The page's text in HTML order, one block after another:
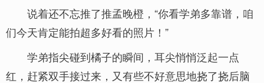
说着还不忘推了推孟晚橙，“你看学弟多靠谱，咱
们今天肯定能拍超多好看的照片！”
学弟指尖碰到橘子的瞬间，耳尖悄悄泛起一点
红，赶紧双手接过来，又有些不好意思地挠了挠后脑